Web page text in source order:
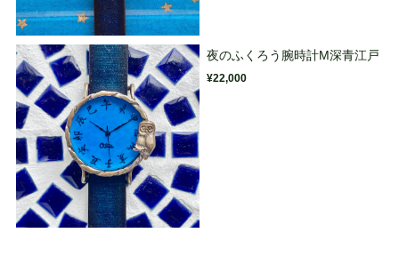
夜のふくろう腕時計M深青江戸
¥22,000